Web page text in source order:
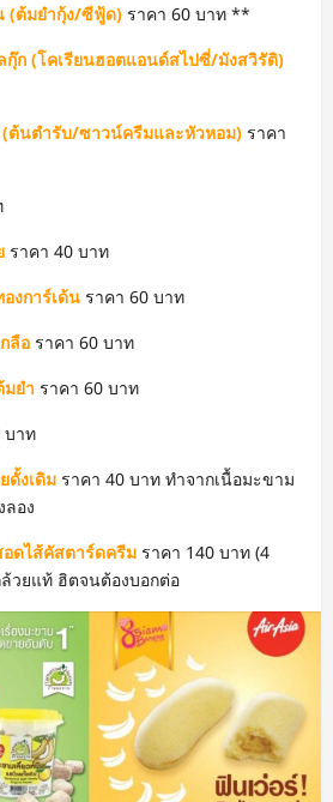
(ต้มยำกุ้ง/ซีฟู้ด) ราคา 60 บาท **
กุ๊ก (โคเรียนฮอตแอนด์สไปซี่/มังสวิรัติ)
(ต้นตำรับ/ซาวน์ครีมและหัวหอม) ราคา
ราคา 40 บาท
งการ์เด้น ราคา 60 บาท
ลือ ราคา 60 บาท
ยำ ราคา 60 บาท
บาท
ดั้งเดิม ราคา 40 บาท ทำจากเนื้อมะขาม
ลอง
ดไส้คัสตาร์ดครีม ราคา 140 บาท (4
วยแท้ ฮิตจนต้องบอกต่อ